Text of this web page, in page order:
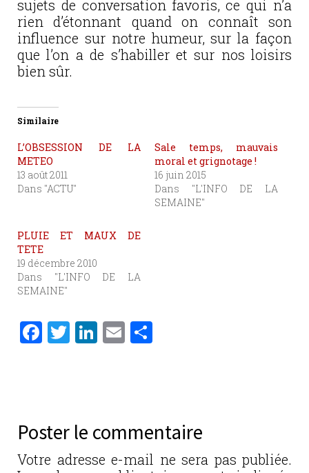
sujets de conversation favoris, ce qui n’a
rien d’étonnant quand on connaît son
influence sur notre humeur, sur la façon
que l’on a de s’habiller et sur nos loisirs
bien sûr.
Similaire
L’OBSESSION DE LA
METEO
13 août 2011
Dans "ACTU"
Sale temps, mauvais
moral et grignotage !
16 juin 2015
Dans "L'INFO DE LA
SEMAINE"
PLUIE ET MAUX DE
TETE
19 décembre 2010
Dans "L'INFO DE LA
SEMAINE"
F
b
o
o
T
r
Li
n
E
er
Poster le commentaire
Votre adresse e-mail ne sera pas publiée.